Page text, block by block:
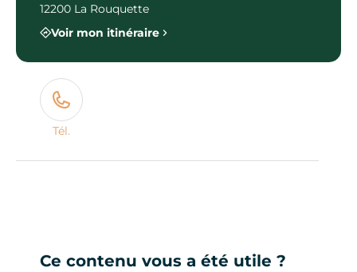
12200 La Rouquette
Voir mon itinéraire
Tél.
Ce contenu vous a été utile ?